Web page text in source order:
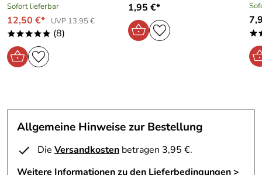
Sofort lieferbar
12,50 €* UVP 13,95 €
***** (8)
1,95 €*
Allgemeine Hinweise zur Bestellung
Die Versandkosten betragen 3,95 €.
Weitere Informationen zu den Lieferbedingungen >